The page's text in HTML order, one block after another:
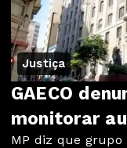
Justiça
GAECO
monitorar
MP diz que grupo